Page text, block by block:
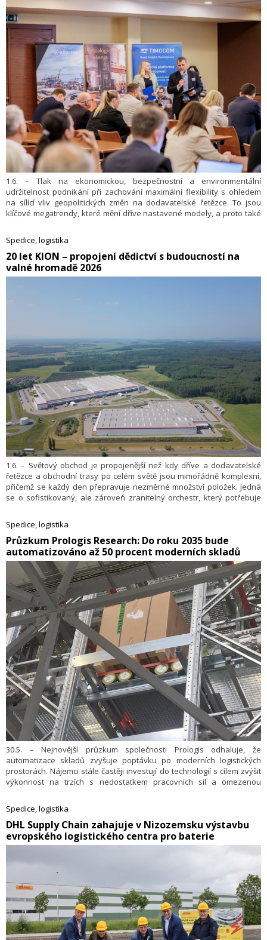
1.6. – Tlak na ekonomickou, bezpečnostní a environmentální
udržitelnost podnikání při zachování maximální flexibility s ohledem
na sílící vliv geopolitických změn na dodavatelské řetězce. To jsou
klíčové megatrendy, které mění dříve nastavené modely, a proto také
logistické konference SpeedCHAIN Slovakia. Ta proběhla v květnu
v konferenčních prostorách hotelu Zochova chata v Modre nedaleko
největšího slovenského logistického parku v Senci.
Spedice, logistika
​20 let KION – propojení dědictví s budoucností na
valné hromadě 2026
1.6. – Světový obchod je propojenější než kdy dříve a dodavatelské
řetězce a obchodní trasy po celém světě jsou mimořádně komplexní,
přičemž se každý den přepravuje nezměrné množství položek. Jedná
se o sofistikovaný, ale zároveň zranitelný orchestr, který potřebuje
2026 bylo akcionářům představeno, že KION je přítomen v každém
bodě světových dodavatelských řetězců – ve výrobních závodech,
skladech, přístavech i logistických centrech – jako hnací síla svého
odvětví.
Spedice, logistika
​Průzkum Prologis Research: Do roku 2035 bude
automatizováno až 50 procent moderních skladů
30.5. – Nejnovější průzkum společnosti Prologis odhaluje, že
automatizace skladů zvyšuje poptávku po moderních logistických
prostorách. Nájemci stále častěji investují do technologií s cílem zvýšit
výkonnost na trzích s nedostatkem pracovních sil a omezenou
Spedice, logistika
​DHL Supply Chain zahajuje v Nizozemsku výstavbu
evropského logistického centra pro baterie